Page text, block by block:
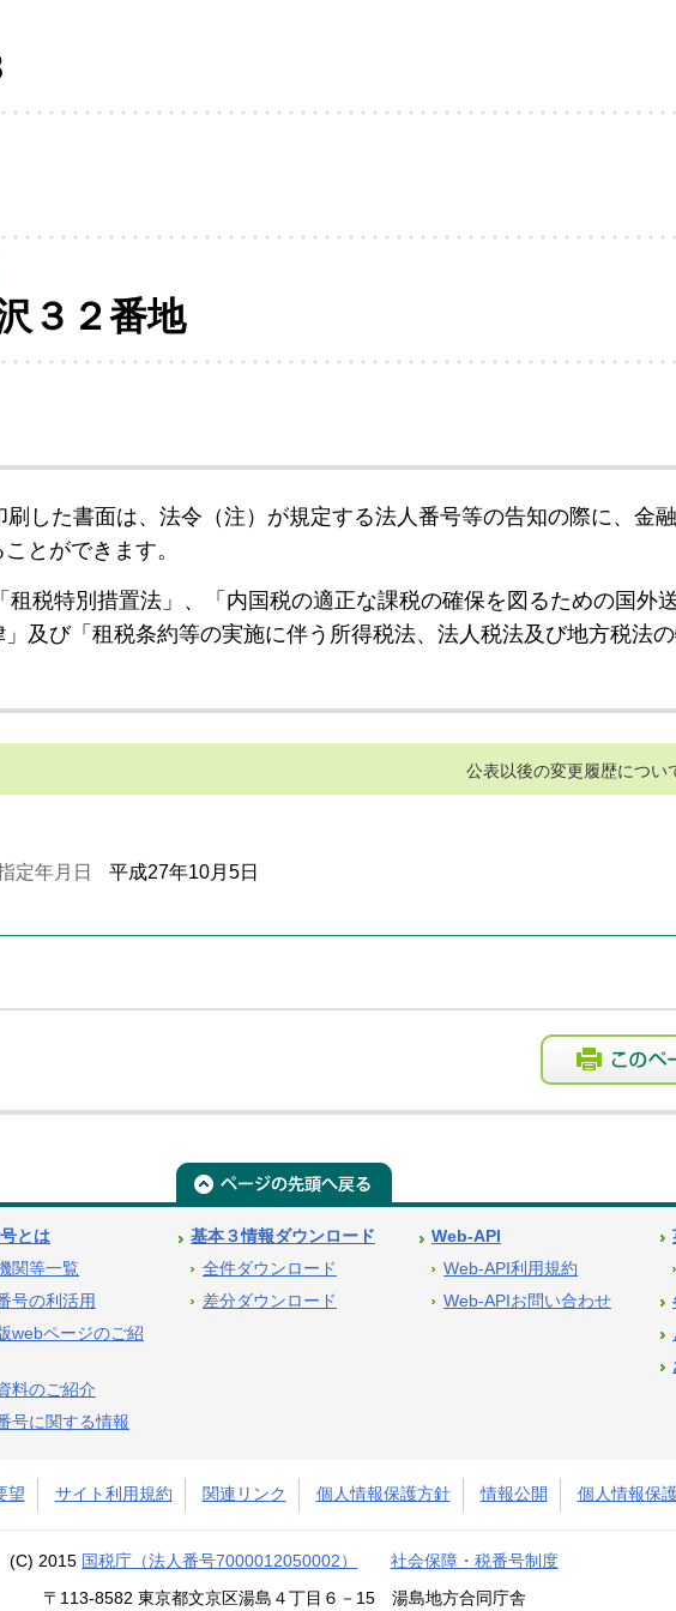
３２番地
した書面は、法令（注）が規定する法人番号等の告知の際に、金
とができます。
租税特別措置法」、「内国税の適正な課税の確保を図るための国外
及び「租税条約等の実施に伴う所得税法、法人税法及び地方税法
公表以後の変更履歴につい
定年月日 平成27年10月5日
とは
関等一覧
号の利活用
webページのご紹
料のご紹介
号に関する情報
基本３情報ダウンロード
全件ダウンロード
差分ダウンロード
Web-API
Web-API利用規約
Web-APIお問い合わせ
望 サイト利用規約 関連リンク 個人情報保護方針 情報公開 個人情報保護
(C) 2015 国税庁（法人番号7000012050002） 社会保障・税番号制度
〒113-8582 東京都文京区湯島４丁目６－15 湯島地方合同庁舎